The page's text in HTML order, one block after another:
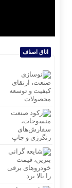
اتاق اصناف